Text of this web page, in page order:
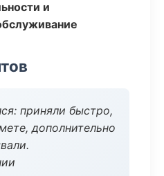
и
приняли быстро,
дополнительно